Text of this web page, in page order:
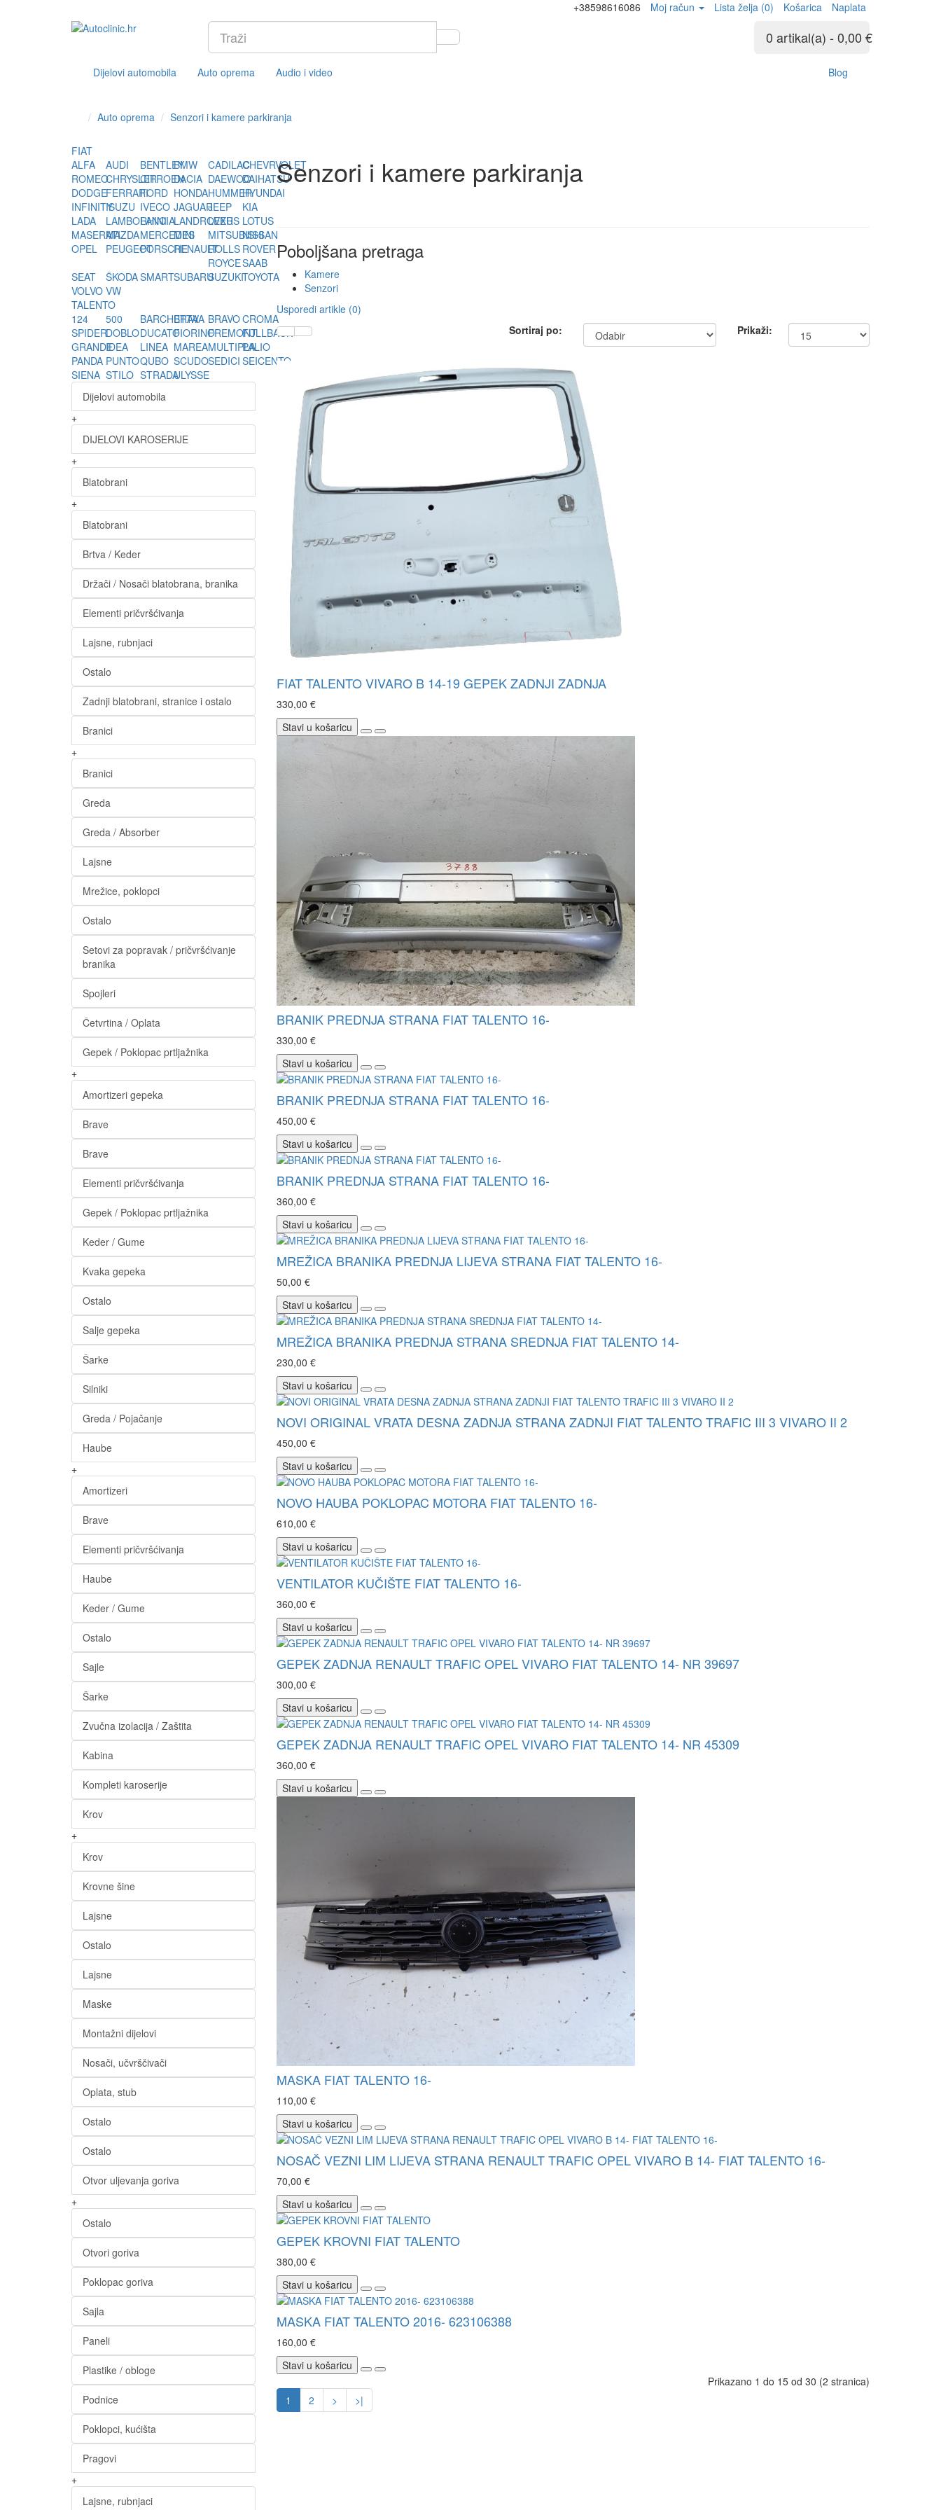
+38598616086 Moj račun Lista želja (0) Košarica Naplata
0 artikal(a) - 0,00 €
Dijelovi automobila Auto oprema Audio i video Blog
Auto oprema Senzori i kamere parkiranja
FIAT
ALFA
ROMEO
AUDI BENTLEYBMW CADILACCHEVRVOLET
CHRYSLERCITROENDACIA DAEWOODAIHATSU
DODGEFERRARIFORD HONDAHUMMERHYUNDAI
INFINITYISUZU IVECO JAGUARJEEP
KIA
LADA
LAMBORHINI
LANCIALANDROVER
LEXUS LOTUS
MASERATIMAZDAMERCEDES
MINI MITSUBISHI
NISSAN
OPEL
PEUGEOTPORSCHERENAULTROLLS
ROYCE
ROVER
SAAB
SEAT
ŠKODASMARTSUBARUSUZUKITOYOTA
VOLVO VW
TALENTO
124
SPIDER
500 BARCHETTA
BRAVA BRAVOCROMA
DOBLODUCATOFIORINOFREMONTFULLBACK
GRANDEIDEA LINEA MAREAMULTIPLAPALIO
PANDA PUNTOQUBO SCUDOSEDICI SEICENTO
SIENA STILO STRADAULYSSE
Dijelovi automobila
+
DIJELOVI KAROSERIJE
+
Blatobrani
+
Blatobrani
Brtva / Keder
Držači / Nosači blatobrana, branika
Elementi pričvršćivanja
Lajsne, rubnjaci
Ostalo
Zadnji blatobrani, stranice i ostalo
Branici
+
Branici
Greda
Greda / Absorber
Lajsne
Mrežice, poklopci
Ostalo
Setovi za popravak / pričvršćivanje
branika
Spojleri
Četvrtina / Oplata
Gepek / Poklopac prtljažnika
+
Amortizeri gepeka
Brave
Brave
Elementi pričvršćivanja
Gepek / Poklopac prtljažnika
Keder / Gume
Kvaka gepeka
Ostalo
Salje gepeka
Šarke
Silniki
Greda / Pojačanje
Haube
+
Amortizeri
Brave
Elementi pričvršćivanja
Haube
Keder / Gume
Ostalo
Sajle
Šarke
Zvučna izolacija / Zaštita
Kabina
Kompleti karoserije
Krov
+
Krov
Krovne šine
Lajsne
Ostalo
Lajsne
Maske
Montažni dijelovi
Nosači, učvrščivači
Oplata, stub
Ostalo
Ostalo
Otvor uljevanja goriva
+
Ostalo
Otvori goriva
Poklopac goriva
Sajla
Paneli
Plastike / obloge
Podnice
Poklopci, kućišta
Pragovi
+
Lajsne, rubnjaci
Senzori i kamere parkiranja
Poboljšana pretraga
Kamere
Senzori
Usporedi artikle (0)
Sortiraj po:
Prikaži:
FIAT TALENTO VIVARO B 14-19 GEPEK ZADNJI ZADNJA
330,00 €
Stavi u košaricu
BRANIK PREDNJA STRANA FIAT TALENTO 16-
330,00 €
Stavi u košaricu
BRANIK PREDNJA STRANA FIAT TALENTO 16-
450,00 €
Stavi u košaricu
BRANIK PREDNJA STRANA FIAT TALENTO 16-
360,00 €
Stavi u košaricu
MREŽICA BRANIKA PREDNJA LIJEVA STRANA FIAT TALENTO 16-
50,00 €
Stavi u košaricu
MREŽICA BRANIKA PREDNJA STRANA SREDNJA FIAT TALENTO 14-
230,00 €
Stavi u košaricu
NOVI ORIGINAL VRATA DESNA ZADNJA STRANA ZADNJI FIAT TALENTO TRAFIC III 3 VIVARO II 2
450,00 €
Stavi u košaricu
NOVO HAUBA POKLOPAC MOTORA FIAT TALENTO 16-
610,00 €
Stavi u košaricu
VENTILATOR KUČIŠTE FIAT TALENTO 16-
360,00 €
Stavi u košaricu
GEPEK ZADNJA RENAULT TRAFIC OPEL VIVARO FIAT TALENTO 14- NR 39697
300,00 €
Stavi u košaricu
GEPEK ZADNJA RENAULT TRAFIC OPEL VIVARO FIAT TALENTO 14- NR 45309
360,00 €
Stavi u košaricu
MASKA FIAT TALENTO 16-
110,00 €
Stavi u košaricu
NOSAČ VEZNI LIM LIJEVA STRANA RENAULT TRAFIC OPEL VIVARO B 14- FIAT TALENTO 16-
70,00 €
Stavi u košaricu
GEPEK KROVNI FIAT TALENTO
380,00 €
Stavi u košaricu
MASKA FIAT TALENTO 2016- 623106388
160,00 €
Stavi u košaricu
1 2 > >|
Prikazano 1 do 15 od 30 (2 stranica)